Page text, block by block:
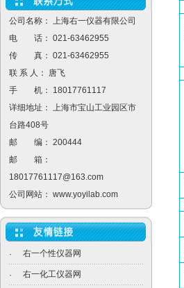
公司名称： 上海右一仪器有限公司
电 话： 021-63462955
传 真： 021-63462955
联 系 人： 唐飞
手 机： 18017761117
详细地址： 上海市宝山工业园区市
台路408号
邮 编： 200444
邮 箱：
18017761117@163.com
公司网站： www.yoyilab.com
· 右一个性仪器网
· 右一化工仪器网